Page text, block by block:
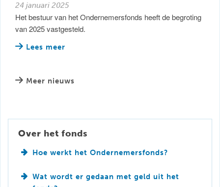
24 januari 2025
Het bestuur van het Ondernemersfonds heeft de begroting
van 2025 vastgesteld.
Lees meer
Meer nieuws
Over het fonds
Hoe werkt het Ondernemersfonds?
Wat wordt er gedaan met geld uit het